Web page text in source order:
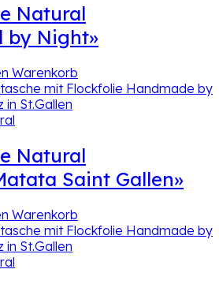
Natural
by Night»
Warenkorb
Natural
Saint Gallen»
Warenkorb